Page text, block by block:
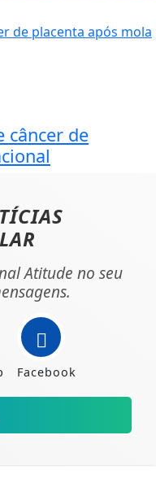
câncer de
Atitude no seu
Facebook